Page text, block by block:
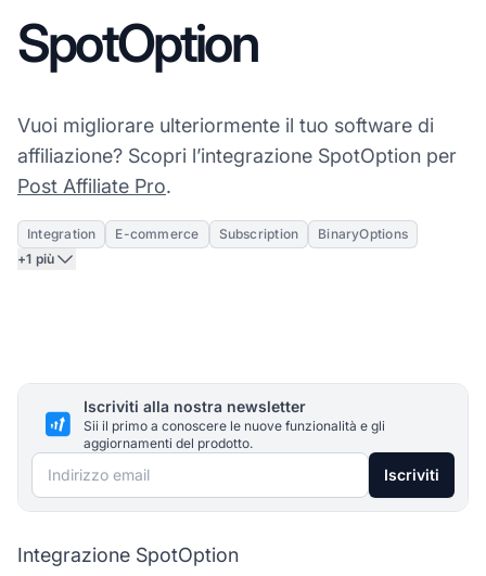
SpotOption
Vuoi migliorare ulteriormente il tuo software di
affiliazione? Scopri l’integrazione SpotOption per
Post Affiliate Pro.
Integration E-commerce Subscription
BinaryOptions
+1 più
Iscriviti alla nostra newsletter
Sii il primo a conoscere le nuove funzionalità e gli
aggiornamenti del prodotto.
Indirizzo email Iscriviti
Integrazione SpotOption